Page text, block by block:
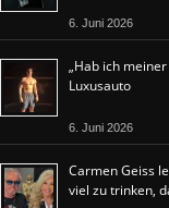
6. Juni 2026
„Hab ich
Luxusauto
6. Juni 2026
Carmen Geiss
viel zu trinken,